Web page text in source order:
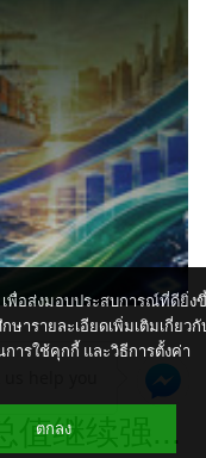
值继续强...
เพื่อส่งมอบประสบการณ์ที่ดียิ่ง
ารายละเอียดเพิ่มเติมเกี่ยวกั
ารใช้คุกกี้ และวิธีการตั้งค่า
ตกลง